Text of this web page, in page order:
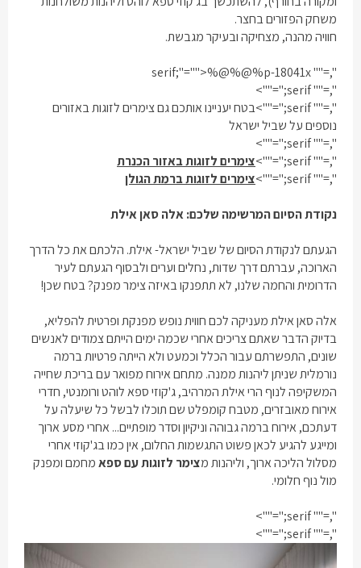
משחק הפזורים בחצר.
חוויה מהנה, מצחיקה ובעיקר מגבשת.
",="" serif;"="">%@%@%p-18041x
",="" serif;"="">
",="" serif;"="">בטח יעניינו אותכם גם צימרים לזוגות באזורים
נוספים על שביל ישראל
",="" serif;"="">
",="" serif;"="">
צימרים לזוגות באזור הכנרת
",="" serif;"="">
צימרים לזוגות ברמת הגולן
נקודת הסיום המרשימה שלכם: אלה סאן אילת
הגעתם לנקודת הסיום של שביל ישראל- אילת. הלכתם את כל הדרך
הארוכה, עברתם דרך שדות, נחלים וערים ולבסוף הגעתם לעיר
הדרומית והחמה שלנו, לא תתפנקו באיזה צימר מפנק? בטח שכן!
אלה סאן אילת מעניקה לכם חווית נופש מפנקת ופרטית להפליא,
בדיוק הדבר שאתם צריכים אחרי שכמה ימים הייתם צמודים לאנשים
שונים, התפשרתם עבור הכלל וכמעט ולא הייתה פרטיות ברמה
נורמלית שניתן ליהנות ממנה. מתחם אירוח מפואר עם בריכת שחייה
המשקיפה לנוף הרי אילת המרהיב, ג'קוזי ספא לוהט ורומנטי, חדרי
אירוח מאובזרים, מטבח קומפלט שם תוכלו לבשל כל שיעלה על
דעתכם, אירוח ברמה גבוהה וניקיון וסדר מופתיים... אחרי מסע ארוך
ומייגע להגיע לכאן פשוט התגשמות החלום, אין כמו בג'קוזי אחרי
מסלול הליכה ארוך, וליהנות מצימר לזוגות עם ספאמחמם ומפנק
מול נוף חלומי.
",="" serif;"="">
",="" serif;"="">